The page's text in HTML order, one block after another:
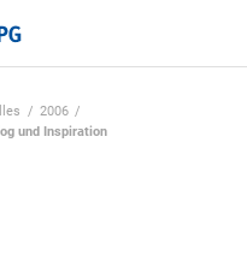
2006
und Inspiration